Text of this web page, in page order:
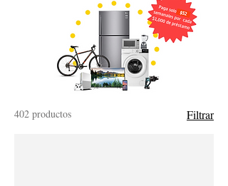
402 productos Filtrar